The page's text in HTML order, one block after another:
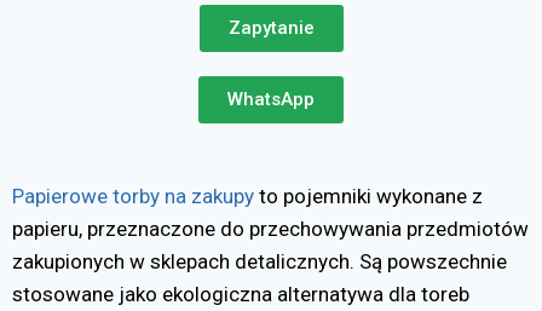
Zapytanie
WhatsApp
Papierowe torby na zakupy to pojemniki wykonane z
papieru, przeznaczone do przechowywania przedmiotów
zakupionych w sklepach detalicznych. Są powszechnie
stosowane jako ekologiczna alternatywa dla toreb